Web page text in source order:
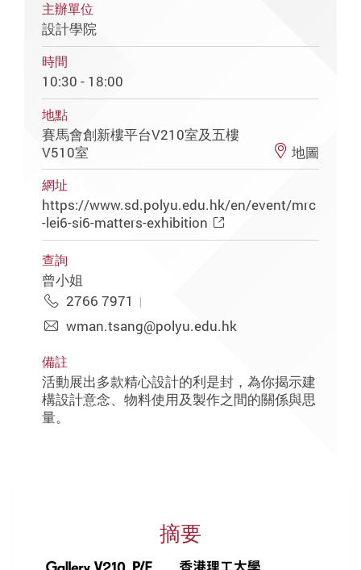
主辦單位
設計學院
時間
10:30 - 18:00
地點
賽馬會創新樓平台V210室及五樓
V510室
地圖
網址
https://www.sd.polyu.edu.hk/en/event/mrc
-lei6-si6-matters-exhibition
查詢
曾小姐
2766 7971
wman.tsang@polyu.edu.hk
備註
活動展出多款精心設計的利是封，為你揭示建
構設計意念、物料使用及製作之間的關係與思
量。
摘要